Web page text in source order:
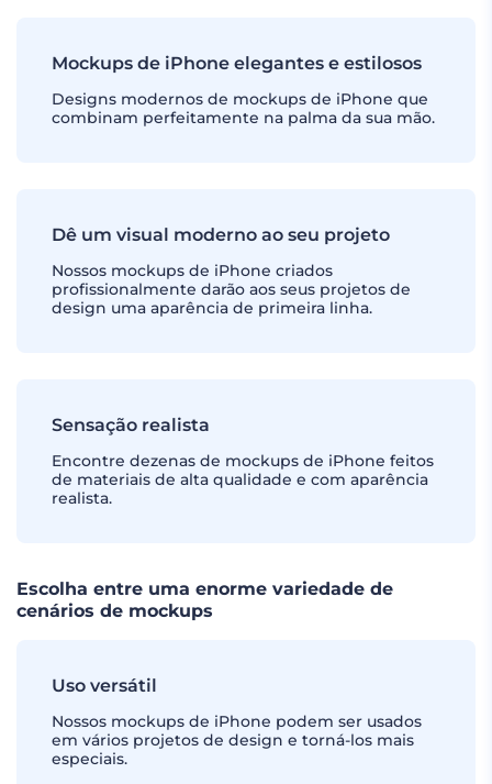
Mockups de iPhone elegantes e estilosos
Designs modernos de mockups de iPhone que
combinam perfeitamente na palma da sua mão.
Dê um visual moderno ao seu projeto
Nossos mockups de iPhone criados
profissionalmente darão aos seus projetos de
design uma aparência de primeira linha.
Sensação realista
Encontre dezenas de mockups de iPhone feitos
de materiais de alta qualidade e com aparência
realista.
Escolha entre uma enorme variedade de
cenários de mockups
Uso versátil
Nossos mockups de iPhone podem ser usados
em vários projetos de design e torná-los mais
especiais.